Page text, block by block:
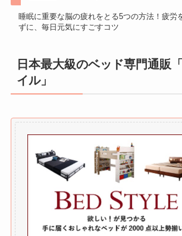
睡眠に重要な脳の疲れをとる5つの方法！疲労
ずに、毎日元気にすごすコツ
日本最大級のベッド専門通販
イル」